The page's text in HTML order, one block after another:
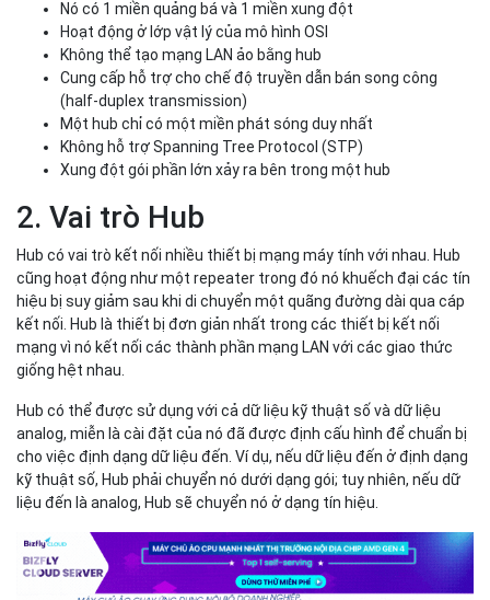
Nó có 1 miền quảng bá và 1 miền xung đột
Hoạt động ở lớp vật lý của mô hình OSI
Không thể tạo mạng LAN ảo bằng hub
Cung cấp hỗ trợ cho chế độ truyền dẫn bán song công
(half-duplex transmission)
Một hub chỉ có một miền phát sóng duy nhất
Không hỗ trợ Spanning Tree Protocol (STP)
Xung đột gói phần lớn xảy ra bên trong một hub
2. Vai trò Hub
Hub có vai trò kết nối nhiều thiết bị mạng máy tính với nhau. Hub
cũng hoạt động như một repeater trong đó nó khuếch đại các tín
hiệu bị suy giảm sau khi di chuyển một quãng đường dài qua cáp
kết nối. Hub là thiết bị đơn giản nhất trong các thiết bị kết nối
mạng vì nó kết nối các thành phần mạng LAN với các giao thức
giống hệt nhau.
Hub có thể được sử dụng với cả dữ liệu kỹ thuật số và dữ liệu
analog, miễn là cài đặt của nó đã được định cấu hình để chuẩn bị
cho việc định dạng dữ liệu đến. Ví dụ, nếu dữ liệu đến ở định dạng
kỹ thuật số, Hub phải chuyển nó dưới dạng gói; tuy nhiên, nếu dữ
liệu đến là analog, Hub sẽ chuyển nó ở dạng tín hiệu.